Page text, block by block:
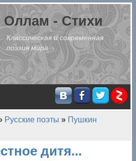
Оллам - Стихи
Классическая и современная
поэзия мира
Русские поэты » Пушкин
дитя...